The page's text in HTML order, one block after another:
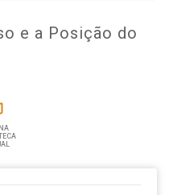
e a Posição do